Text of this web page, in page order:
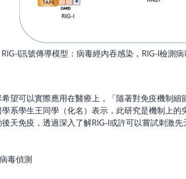
RIG-I訊號傳導模型：病毒經內吞感染，RIG-I檢測
望可以實際應用在醫療上，「隨著對免疫機制
系學生王同學（化名）表示，此研究是機制上
天免疫，透過深入了解RIG-I或許可以嘗試刺激先
病毒偵測